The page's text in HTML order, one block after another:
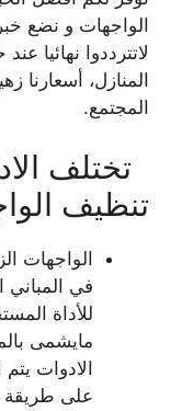
الواجهات و نضع
لاتترددوا نهائيا
المنازل، أسعارنا
المجتمع.
تختلف
تنظيف
الواجهات
في المباني
للأداة
مايشمى
الادوات
على طريقة